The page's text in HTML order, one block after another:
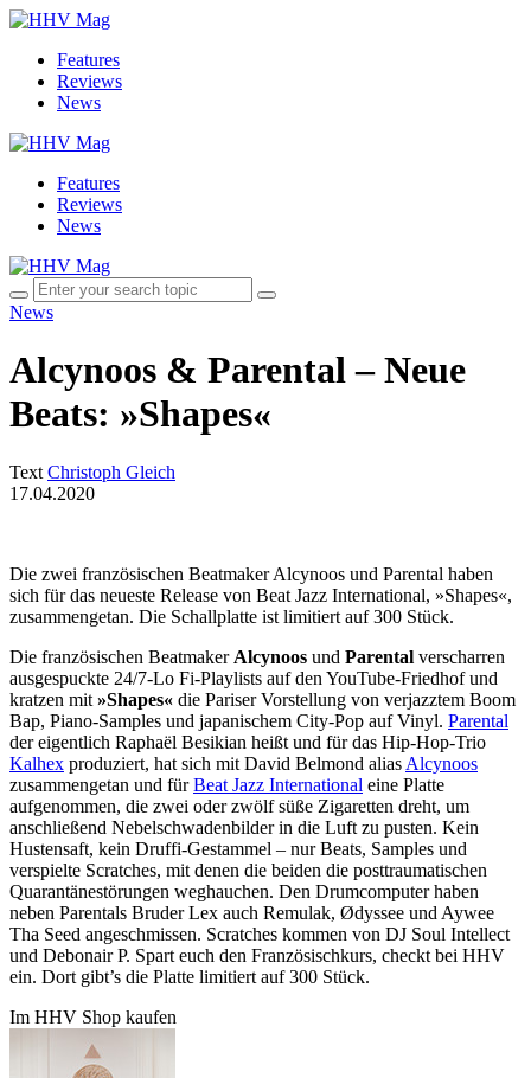
Features
Reviews
News
Features
Reviews
News
News
Alcynoos & Parental – Neue
Beats: »Shapes«
Text Christoph Gleich
17.04.2020
Die zwei französischen Beatmaker Alcynoos und Parental haben
sich für das neueste Release von Beat Jazz International, »Shapes«,
zusammengetan. Die Schallplatte ist limitiert auf 300 Stück.
Die französischen Beatmaker Alcynoos und Parental verscharren
ausgespuckte 24/7-Lo Fi-Playlists auf den YouTube-Friedhof und
kratzen mit »Shapes« die Pariser Vorstellung von verjazztem Boom
Bap, Piano-Samples und japanischem City-Pop auf Vinyl. Parental
der eigentlich Raphaël Besikian heißt und für das Hip-Hop-Trio
Kalhex produziert, hat sich mit David Belmond alias Alcynoos
zusammengetan und fürBeat Jazz International eine Platte
aufgenommen, die zwei oder zwölf süße Zigaretten dreht, um
anschließend Nebelschwadenbilder in die Luft zu pusten. Kein
Hustensaft, kein Druffi-Gestammel – nur Beats, Samples und
verspielte Scratches, mit denen die beiden die posttraumatischen
Quarantänestörungen weghauchen. Den Drumcomputer haben
neben Parentals Bruder Lex auch Remulak, Ødyssee und Aywee
Tha Seed angeschmissen. Scratches kommen von DJ Soul Intellect
und Debonair P. Spart euch den Französischkurs, checkt bei HHV
ein. Dort gibt’s die Platte limitiert auf 300 Stück.
Im HHV Shop kaufen